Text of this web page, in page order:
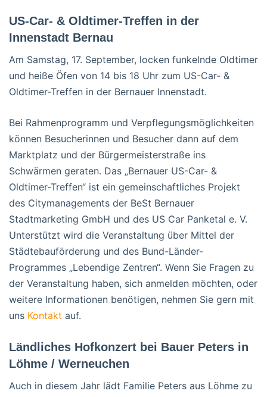
US-Car- & Oldtimer-Treffen in der
Innenstadt Bernau
Am Samstag, 17. September, locken funkelnde Oldtimer
und heiße Öfen von 14 bis 18 Uhr zum US-Car- &
Oldtimer-Treffen in der Bernauer Innenstadt.
Bei Rahmenprogramm und Verpflegungsmöglichkeiten
können Besucherinnen und Besucher dann auf dem
Marktplatz und der Bürgermeisterstraße ins
Schwärmen geraten. Das „Bernauer US-Car- &
Oldtimer-Treffen“ ist ein gemeinschaftliches Projekt
des Citymanagements der BeSt Bernauer
Stadtmarketing GmbH und des US Car Panketal e. V.
Unterstützt wird die Veranstaltung über Mittel der
Städtebauförderung und des Bund-Länder-
Programmes „Lebendige Zentren“. Wenn Sie Fragen zu
der Veranstaltung haben, sich anmelden möchten, oder
weitere Informationen benötigen, nehmen Sie gern mit
uns Kontakt auf.
Ländliches Hofkonzert bei Bauer Peters in
Löhme / Werneuchen
Auch in diesem Jahr lädt Familie Peters aus Löhme zu